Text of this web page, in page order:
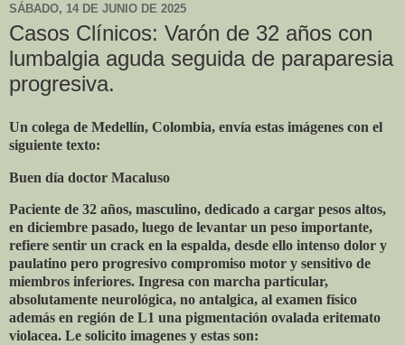
SÁBADO, 14 DE JUNIO DE 2025
Casos Clínicos: Varón de 32 años con
lumbalgia aguda seguida de paraparesia
progresiva.
Un colega de Medellín, Colombia, envía estas imágenes con el
siguiente texto:
Buen día doctor Macaluso
Paciente de 32 años, masculino, dedicado a cargar pesos altos,
en diciembre pasado, luego de levantar un peso importante,
refiere sentir un crack en la espalda, desde ello intenso dolor y
paulatino pero progresivo compromiso motor y sensitivo de
miembros inferiores. Ingresa con marcha particular,
absolutamente neurológica, no antalgica, al examen físico
además en región de L1 una pigmentación ovalada eritemato
violacea. Le solicito imagenes y estas son: